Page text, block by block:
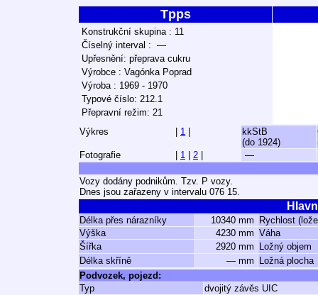
Tpps
Konstrukční skupina : 11
Číselný interval : —
Upřesnění: přeprava cukru
Výrobce : Vagónka Poprad
Výroba : 1969 - 1970
Typové číslo: 212.1
Přepravní režim: 21
Výkres
1
kkStB
(do 1924)
Fotografie
1 2 —
Vozy dodány podnikům. Tzv. P vozy.
Dnes jsou zařazeny v intervalu 076 15.
Délka přes nárazníky 10340 mm
Rychlost
Výška
4230 mm Váha
Šířka
2920 mm
Ložný objem
Délka skříně
— mm
Ložná plocha
Podvozek, pojezd:
Typ
dvojitý závěs UIC